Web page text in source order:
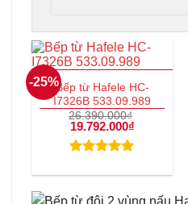
-25%Bếp từ Hafele HC-
I7326B 533.09.989
26.390.000₫
Giá
gốc
là:
19.792.000₫Giá
tại
hạng5.00